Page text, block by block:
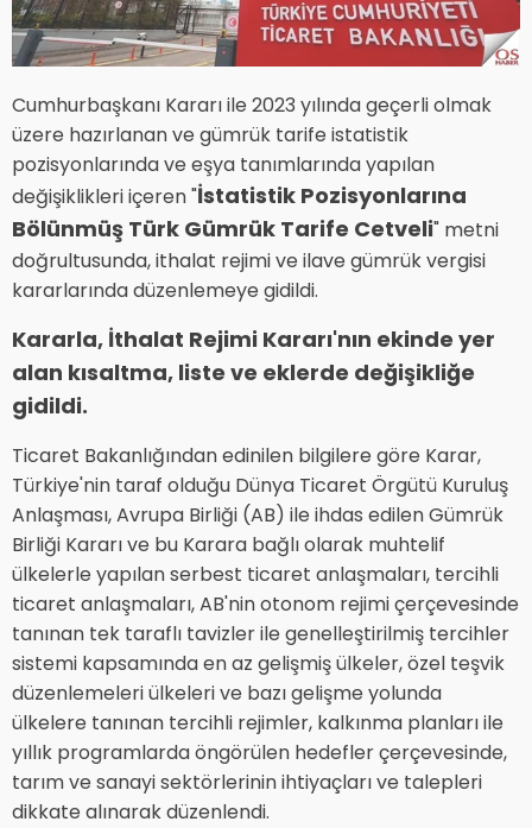
Cumhurbaşkanı Kararı ile 2023 yılında geçerli olmak
üzere hazırlanan ve gümrük tarife istatistik
pozisyonlarında ve eşya tanımlarında yapılan
değişiklikleri içeren "İstatistik Pozisyonlarına
Bölünmüş Türk Gümrük Tarife Cetveli" metni
doğrultusunda, ithalat rejimi ve ilave gümrük vergisi
kararlarında düzenlemeye gidildi.
Kararla, İthalat Rejimi Kararı'nın ekinde yer
alan kısaltma, liste ve eklerde değişikliğe
gidildi.
Ticaret Bakanlığından edinilen bilgilere göre Karar,
Türkiye'nin taraf olduğu Dünya Ticaret Örgütü Kuruluş
Anlaşması, Avrupa Birliği (AB) ile ihdas edilen Gümrük
Birliği Kararı ve bu Karara bağlı olarak muhtelif
ülkelerle yapılan serbest ticaret anlaşmaları, tercihli
ticaret anlaşmaları, AB'nin otonom rejimi çerçevesinde
tanınan tek taraflı tavizler ile genelleştirilmiş tercihler
sistemi kapsamında en az gelişmiş ülkeler, özel teşvik
düzenlemeleri ülkeleri ve bazı gelişme yolunda
ülkelere tanınan tercihli rejimler, kalkınma planları ile
yıllık programlarda öngörülen hedefler çerçevesinde,
tarım ve sanayi sektörlerinin ihtiyaçları ve talepleri
dikkate alınarak düzenlendi.